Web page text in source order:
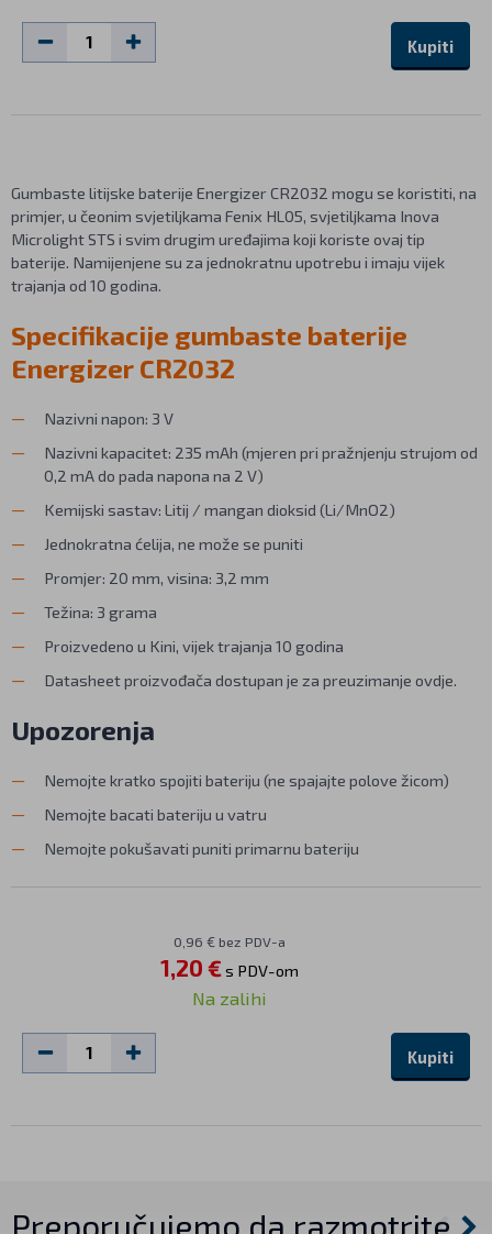
Kupiti
Gumbaste litijske baterije Energizer CR2032 mogu se koristiti, na
primjer, u čeonim svjetiljkama Fenix HL05, svjetiljkama Inova
Microlight STS i svim drugim uređajima koji koriste ovaj tip
baterije. Namijenjene su za jednokratnu upotrebu i imaju vijek
trajanja od 10 godina.
Specifikacije gumbaste baterije
Energizer CR2032
Nazivni napon: 3 V
Nazivni kapacitet: 235 mAh (mjeren pri pražnjenju strujom od
0,2 mA do pada napona na 2 V)
Kemijski sastav: Litij / mangan dioksid (Li/MnO2)
Jednokratna ćelija, ne može se puniti
Promjer: 20 mm, visina: 3,2 mm
Težina: 3 grama
Proizvedeno u Kini, vijek trajanja 10 godina
Datasheet proizvođača dostupan je za preuzimanje ovdje.
Upozorenja
Nemojte kratko spojiti bateriju (ne spajajte polove žicom)
Nemojte bacati bateriju u vatru
Nemojte pokušavati puniti primarnu bateriju
0,96 € bez PDV-a
1,20 €s PDV-om
Na zalihi
Kupiti
Preporučujemo da razmotrite…